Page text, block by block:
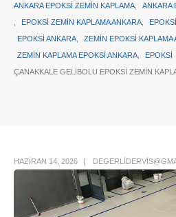
ANKARA EPOKSI ZEMIN KAPLAMA
ANKARA
EPOKSI ZEMIN KAPLAMA ANKARA
EPOKSI ANKARA
ZEMIN EPOKSI KAPLAMA
ZEMIN KAPLAMA EPOKSI ANKARA
EPOKSI
ÇANAKKALE GELIBOLU EPOKSI ZEMIN
HAZIRAN 14, 2026
Author Box